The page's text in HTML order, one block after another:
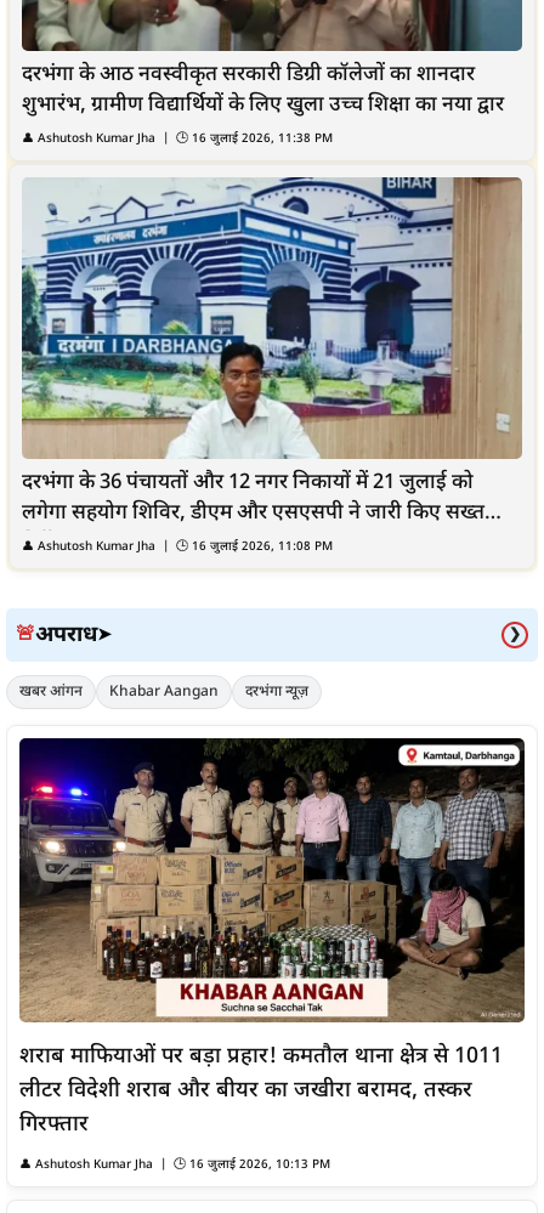
दरभंगा के आठ नवस्वीकृत सरकारी डिग्री कॉलेजों का शानदार
शुभारंभ, ग्रामीण विद्यार्थियों के लिए खुला उच्च शिक्षा का नया द्वार
👤 Ashutosh Kumar Jha | 🕒 16 जुलाई 2026, 11:38 PM
दरभंगा के 36 पंचायतों और 12 नगर निकायों में 21 जुलाई को
लगेगा सहयोग शिविर, डीएम और एसएसपी ने जारी किए सख्त
निर्देश
👤 Ashutosh Kumar Jha | 🕒 16 जुलाई 2026, 11:08 PM
🚨अपराध➤ ❯
खबर आंगन Khabar Aangan दरभंगा न्यूज़
शराब माफियाओं पर बड़ा प्रहार! कमतौल थाना क्षेत्र से 1011
लीटर विदेशी शराब और बीयर का जखीरा बरामद, तस्कर
गिरफ्तार
👤 Ashutosh Kumar Jha | 🕒 16 जुलाई 2026, 10:13 PM